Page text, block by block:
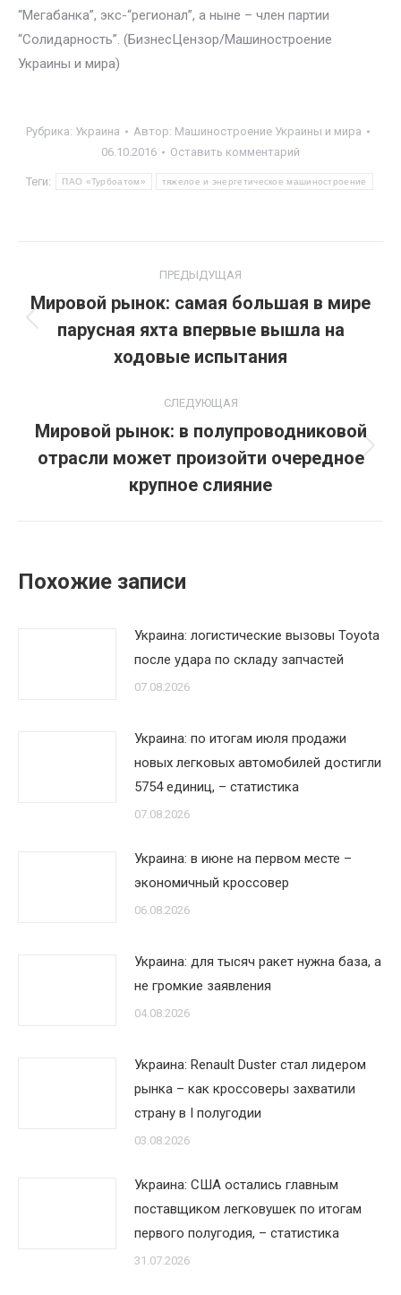
“Мегабанка”, экс-“регионал”, а ныне – член партии
“Солидарность”. (БизнесЦензор/Машиностроение
Украины и мира)
Рубрика: Украина Автор: Машиностроение Украины и мира
06.10.2016
Оставить комментарий
Теги: ПАО «Турбоатом» тяжелое и энергетическое машиностроение
по
записям
ПРЕДЫДУЩАЯ
Предыдущая
запись:
Мировой рынок: самая большая в мире
парусная яхта впервые вышла на
ходовые испытания
СЛЕДУЮЩАЯ
Следующая
запись:
Мировой рынок: в полупроводниковой
отрасли может произойти очередное
крупное слияние
Похожие записи
Украина: логистические вызовы Toyota
после удара по складу запчастей
07.08.2026
Украина: по итогам июля продажи
новых легковых автомобилей достигли
5754 единиц, – статистика
07.08.2026
Украина: в июне на первом месте –
экономичный кроссовер
06.08.2026
Украина: для тысяч ракет нужна база, а
не громкие заявления
04.08.2026
Украина: Renault Duster стал лидером
рынка – как кроссоверы захватили
страну в I полугодии
03.08.2026
Украина: США остались главным
поставщиком легковушек по итогам
первого полугодия, – статистика
31.07.2026